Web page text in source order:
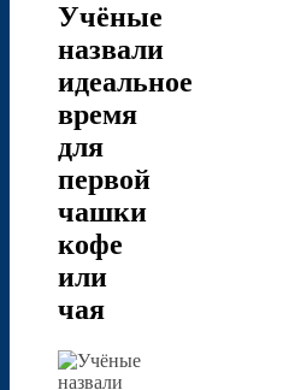
Учёные
назвали
идеальное
время
для
первой
чашки
кофе
или
чая